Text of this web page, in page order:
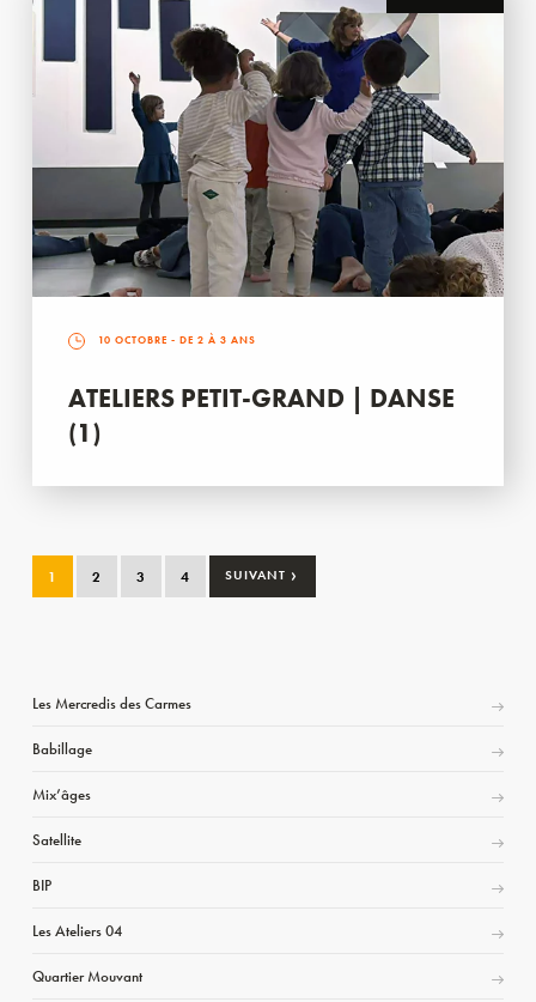
10 OCTOBRE - DE 2 À 3 ANS
ATELIERS PETIT-GRAND | DANSE
(1)
1 2 3 4 SUIVANT ›
Les Mercredis des Carmes
Babillage
Mix’âges
Satellite
BIP
Les Ateliers 04
Quartier Mouvant